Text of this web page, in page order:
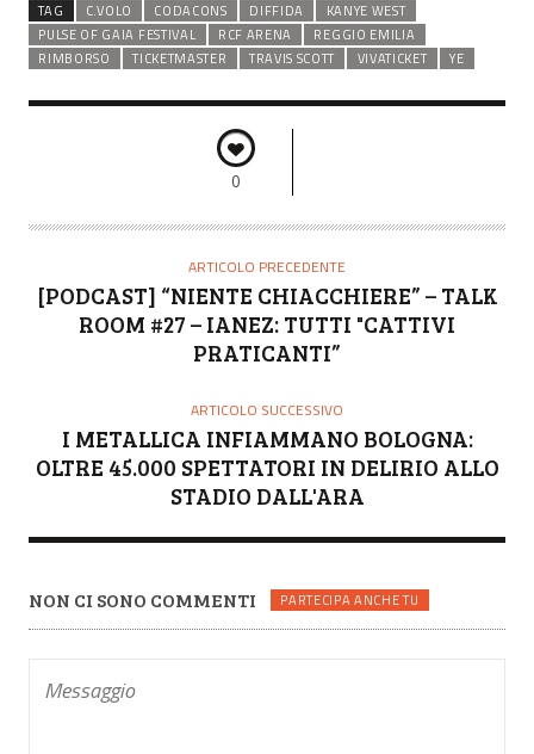
TAG
C.VOLO CODACONS DIFFIDA
KANYE WEST
PULSE OF GAIA FESTIVAL
RCF ARENA
REGGIO EMILIA
RIMBORSO
TICKETMASTER TRAVIS SCOTT VIVATICKET YE
0
ARTICOLO PRECEDENTE
[PODCAST] “NIENTE CHIACCHIERE” – TALK
ROOM #27 – IANEZ: TUTTI "CATTIVI
PRATICANTI”
ARTICOLO SUCCESSIVO
I METALLICA INFIAMMANO BOLOGNA:
OLTRE 45.000 SPETTATORI IN DELIRIO ALLO
STADIO DALL'ARA
NON CI SONO COMMENTI PARTECIPA ANCHE TU